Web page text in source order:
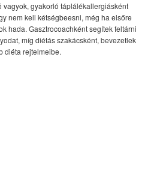
vagyok, gyakorló táplálékallergiásként
nem kell kétségbeesni, még ha elsőre
hada. Gasztrocoachként segítek feltárni
míg diétás szakácsként, bevezetlek
diéta rejtelmeibe.